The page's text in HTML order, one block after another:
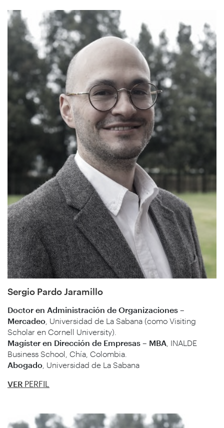
Sergio Pardo Jaramillo
Doctor en Administración de Organizaciones –
Mercadeo , Universidad de La Sabana (como Visiting
Scholar en Cornell University).
Magíster en Dirección de Empresas – MBA , INALDE
Business School, Chía, Colombia.
Abogado , Universidad de La Sabana
VER PERFIL